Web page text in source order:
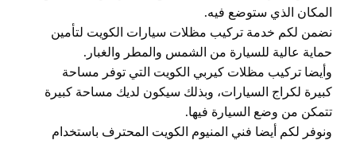
المكان الذي ستوضع فيه.
نضمن لكم خدمة تركيب مظلات سيارات الكويت لتأمين
حماية عالية للسيارة من الشمس والمطر والغبار.
وأيضا تركيب مظلات كيربي الكويت التي توفر مساحة
كبيرة لكراج السيارات، وبذلك سيكون لديك مساحة كبيرة
تتمكن من وضع السيارة فيها.
ونوفر لكم أيضا فني المنيوم الكويت المحترف باستخدام